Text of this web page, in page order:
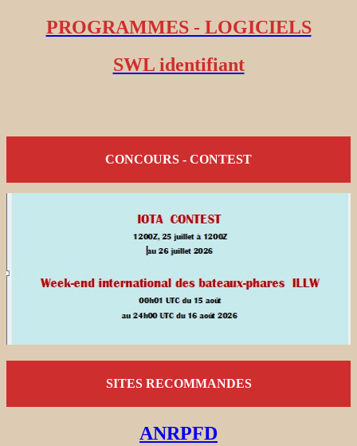
PROGRAMMES - LOGICIELS
SWL identifiant
CONCOURS - CONTEST
SITES RECOMMANDES
ANRPFD